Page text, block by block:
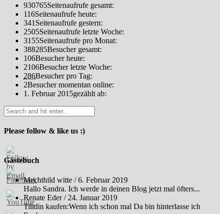
930765Seitenaufrufe gesamt:
116Seitenaufrufe heute:
341 Seitenaufrufe gestern:
2505Seitenaufrufe letzte Woche:
3155Seitenaufrufe pro Monat:
388285Besucher gesamt:
106Besucher heute:
2106Besucher letzte Woche:
286Besucher pro Tag:
2Besucher momentan online:
1. Februar 2015gezählt ab:
Please follow & like us :)
Gästebuch
Mechthild witte /6. Februar 2019
Hallo Sandra. Ich werde in deinen Blog jetzt mal öfters...
Renate Eder/ 24. Januar 2019
Tilidin kaufen:Wenn ich schon mal Da bin hinterlasse ich